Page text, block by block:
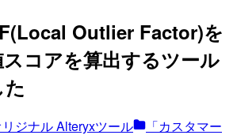
Outlier Factor)を
コアを算出するツール
ジナル Alteryxツール
「カスタマー